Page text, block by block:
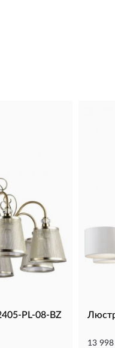
PL-08-BZ
13 998